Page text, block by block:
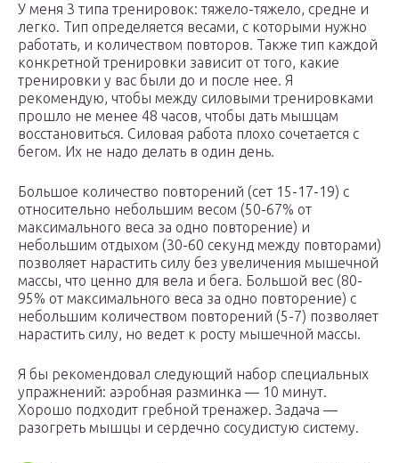
У меня 3 типа тренировок: тяжело-тяжело, средне и
легко. Тип определяется весами, с которыми нужно
работать, и количеством повторов. Также тип каждой
конкретной тренировки зависит от того, какие
тренировки у вас были до и после нее. Я
рекомендую, чтобы между силовыми тренировками
прошло не менее 48 часов, чтобы дать мышцам
восстановиться. Силовая работа плохо сочетается с
бегом. Их не надо делать в один день.
Большое количество повторений (сет 15-17-19) с
относительно небольшим весом (50-67% от
максимального веса за одно повторение) и
небольшим отдыхом (30-60 секунд между повторами)
позволяет нарастить силу без увеличения мышечной
массы, что ценно для вела и бега. Большой вес (80-
95% от максимального веса за одно повторение) с
небольшим количеством повторений (5-7) позволяет
нарастить силу, но ведет к росту мышечной массы.
Я бы рекомендовал следующий набор специальных
упражнений: аэробная разминка — 10 минут.
Хорошо подходит гребной тренажер. Задача —
разогреть мышцы и сердечно сосудистую систему.